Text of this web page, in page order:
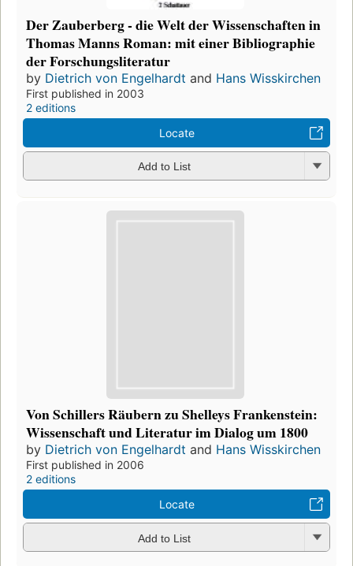
Der Zauberberg - die Welt der Wissenschaften in
Thomas Manns Roman: mit einer Bibliographie
der Forschungsliteratur
by Dietrich von Engelhardt and Hans Wisskirchen
First published in 2003
2 editions
Locate
Add to List
Von Schillers Räubern zu Shelleys Frankenstein:
Wissenschaft und Literatur im Dialog um 1800
by Dietrich von Engelhardt and Hans Wisskirchen
First published in 2006
2 editions
Locate
Add to List